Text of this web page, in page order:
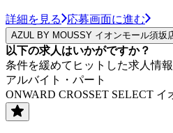
詳細を見る 応募画面に進む
AZUL BY MOUSSY イオンモール須坂
以下の求人はいかがですか？
条件を緩めてヒットした求人情
アルバイト・パート
ONWARD CROSSET SELECT